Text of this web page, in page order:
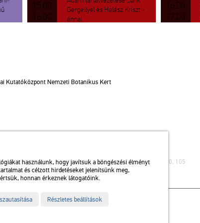
15.00
16.00
Ger­gellyel és Ha­lász Krisz­ti­
án­nal
16.00
17.00
Ku­ta­tó­köz­pont Nem­ze­ti Bo­ta­ni­kus Kert
– Hősök tere megálló Trolibusz: 75, 79 / Autóbusz: 20, 30, 105
használunk, hogy javítsuk a böngészési élményt
és célzott hirdetéseket jelenítsünk meg,
honnan érkeznek látogatóink.
Részletes beállítások